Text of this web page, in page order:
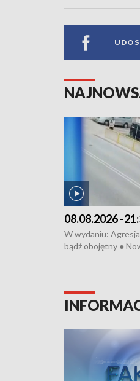
08.08.2026 -
W wydaniu:
bądź obojętny ●